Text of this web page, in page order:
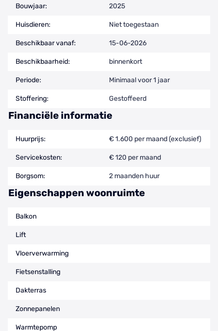
Bouwjaar: 2025
Huisdieren: Niet toegestaan
Beschikbaar vanaf: 15-06-2026
Beschikbaarheid: binnenkort
Periode: Minimaal voor 1 jaar
Stoffering: Gestoffeerd
Financiële informatie
Huurprijs: € 1.600 per maand (exclusief)
Servicekosten: € 120 per maand
Borgsom: 2 maanden huur
Eigenschappen woonruimte
Balkon
Lift
Vloerverwarming
Fietsenstalling
Dakterras
Zonnepanelen
Warmtepomp